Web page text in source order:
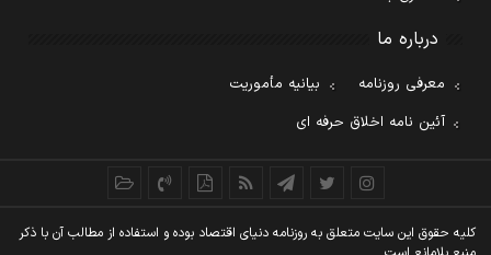
درباره ما
معرفی روزنامه
بیانیه مأموریت
آئین نامه اخلاق حرفه ای
کليه حقوق اين سايت متعلق به روزنامه دنيای اقتصاد بوده و استفاده از مطالب آن با ذکر